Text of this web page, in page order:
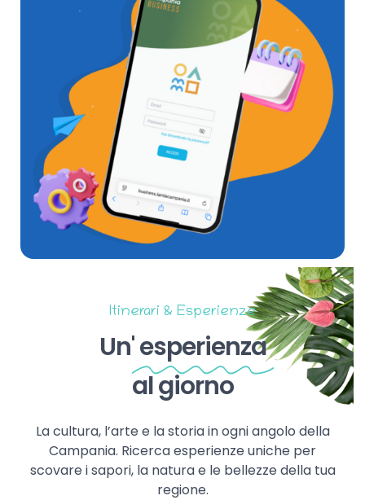
Itinerari & Esperienze
Un'esperienza
al giorno
La cultura, l’arte e la storia in ogni angolo della
Campania. Ricerca esperienze uniche per
scovare i sapori, la natura e le bellezze della tua
regione.